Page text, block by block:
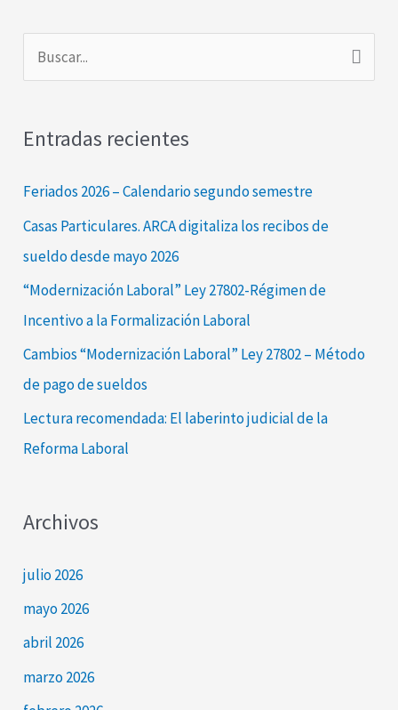
c
a
Entradas recientes
Feriados 2026 – Calendario segundo semestre
Casas Particulares. ARCA digitaliza los recibos de
sueldo desde mayo 2026
“Modernización Laboral” Ley 27802-Régimen de
Incentivo a la Formalización Laboral
Cambios “Modernización Laboral” Ley 27802 – Método
de pago de sueldos
Lectura recomendada: El laberinto judicial de la
Reforma Laboral
Archivos
julio 2026
mayo 2026
abril 2026
marzo 2026